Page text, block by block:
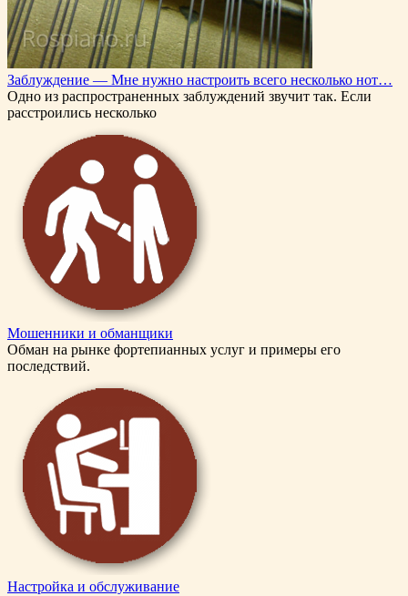
Заблуждение — Мне нужно настроить всего несколько нот…
Одно из распространенных заблуждений звучит так. Если
расстроились несколько
Мошенники и обманщики
Обман на рынке фортепианных услуг и примеры его
последствий.
Настройка и обслуживание